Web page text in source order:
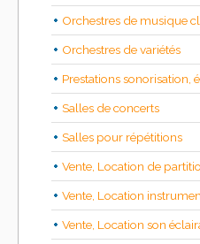
Orchestres de musique
Orchestres de variétés
Prestations sonorisation,
Salles de concerts
Salles pour répétitions
Vente, Location de
Vente, Location
Vente, Location son